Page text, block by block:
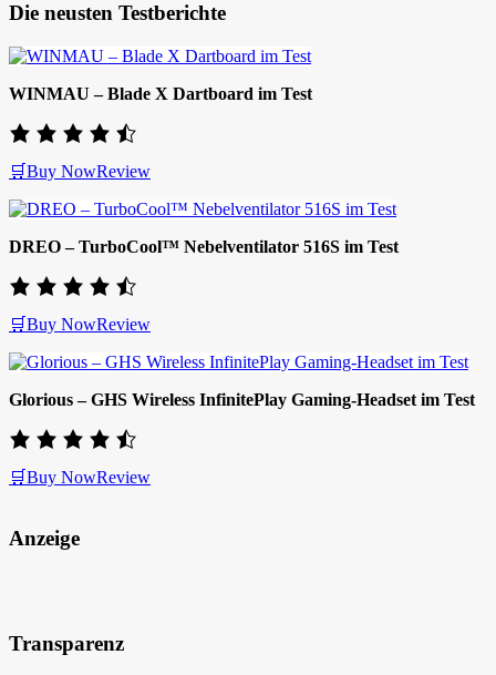
Die neusten Testberichte
WINMAU – Blade X Dartboard im Test
🛒Buy NowReview
DREO – TurboCool™ Nebelventilator 516S im Test
🛒Buy NowReview
Glorious – GHS Wireless InfinitePlay Gaming-Headset im Test
🛒Buy NowReview
Anzeige
Transparenz